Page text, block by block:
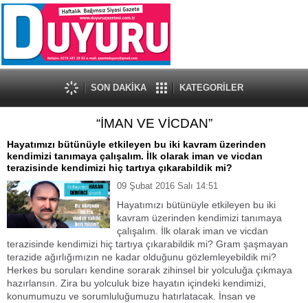
SON DAKİKA KATEGORİLER
“İMAN VE VİCDAN”
Hayatımızı bütünüyle etkileyen bu iki kavram üzerinden
kendimizi tanımaya çalışalım. İlk olarak iman ve vicdan
terazisinde kendimizi hiç tartıya çıkarabildik mi?
09 Şubat 2016 Salı 14:51
Hayatımızı bütünüyle etkileyen bu iki
kavram üzerinden kendimizi tanımaya
çalışalım. İlk olarak iman ve vicdan
terazisinde kendimizi hiç tartıya çıkarabildik mi? Gram şaşmayan
terazide ağırlığımızın ne kadar olduğunu gözlemleyebildik mi?
Herkes bu soruları kendine sorarak zihinsel bir yolculuğa çıkmaya
hazırlansın. Zira bu yolculuk bize hayatın içindeki kendimizi,
konumumuzu ve sorumluluğumuzu hatırlatacak. İnsan ve